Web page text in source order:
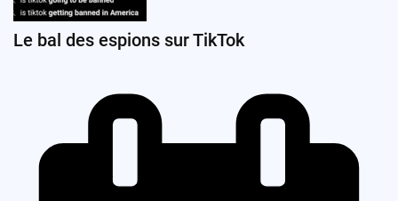
Le bal des espions sur TikTok